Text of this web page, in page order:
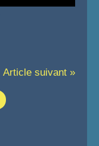
Article suivant »